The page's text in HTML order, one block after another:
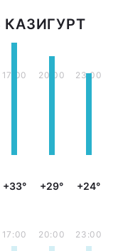
17:00
+33°
20:00
+29°
23:00
+24°
17:00 20:00 23:00